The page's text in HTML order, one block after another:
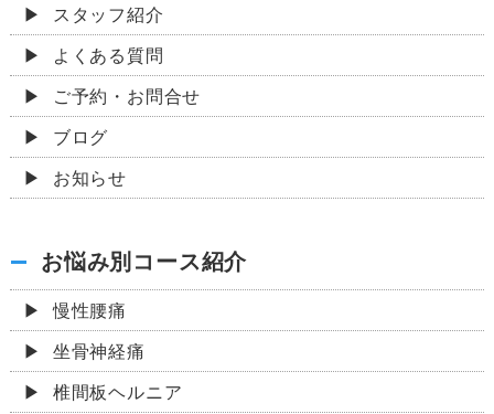
スタッフ紹介
よくある質問
ご予約・お問合せ
ブログ
お知らせ
お悩み別コース紹介
慢性腰痛
坐骨神経痛
椎間板ヘルニア